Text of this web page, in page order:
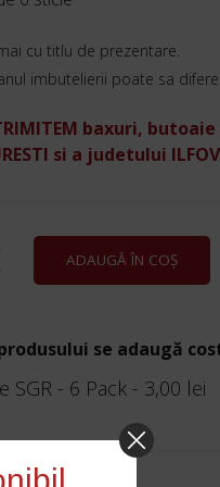
cu titlu de prezentare.
imbutelierii poate sa difere.
baxuri,
si a judetului
ADAUGĂ ÎN COȘ
se adaugă
SGR - 6 Pack - 3,00 lei